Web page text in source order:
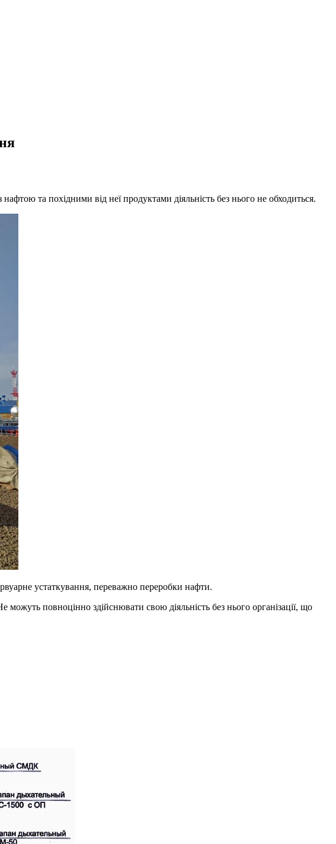
та похідними від неї продуктами діяльність без нього не обходиться.
устаткування, переважно переробки нафти.
повноцінно здійснювати свою діяльність без нього організації, що